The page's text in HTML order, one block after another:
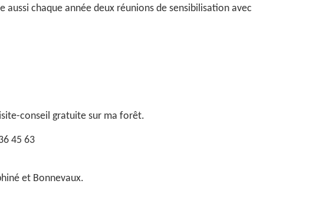
chaque année deux réunions de sensibilisation avec
conseil gratuite sur ma forêt.
45 63
et Bonnevaux.